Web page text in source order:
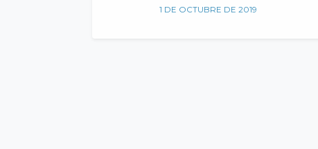
1 DE OCTUBRE DE 2019